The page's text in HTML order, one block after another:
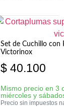
Set de Cuchillo con
Victorinox
$ 40.100
Mismo precio en 3
miércoles y
Precio sin impuestos